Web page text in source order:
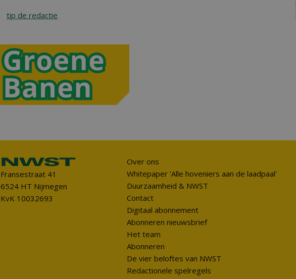
tip de redactie
Fransestraat 41
6524 HT Nijmegen
KvK 10032693
Over ons
Whitepaper 'Alle hoveniers aan de laadpaal'
Duurzaamheid & NWST
Contact
Digitaal abonnement
Abonneren nieuwsbrief
Het team
Abonneren
De vier beloftes van NWST
Redactionele spelregels